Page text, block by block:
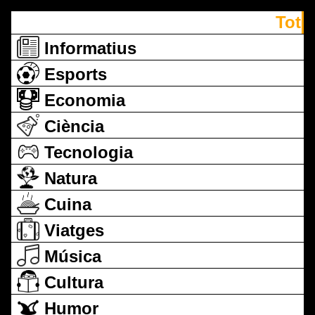
Tot
Informatius
Esports
Economia
Ciència
Tecnologia
Natura
Cuina
Viatges
Música
Cultura
Humor